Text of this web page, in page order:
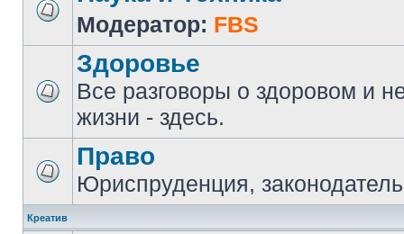
Модератор: FBS
Здоровье
Все разговоры о здоровом и
жизни - здесь.
Право
Юриспруденция,
Креатив